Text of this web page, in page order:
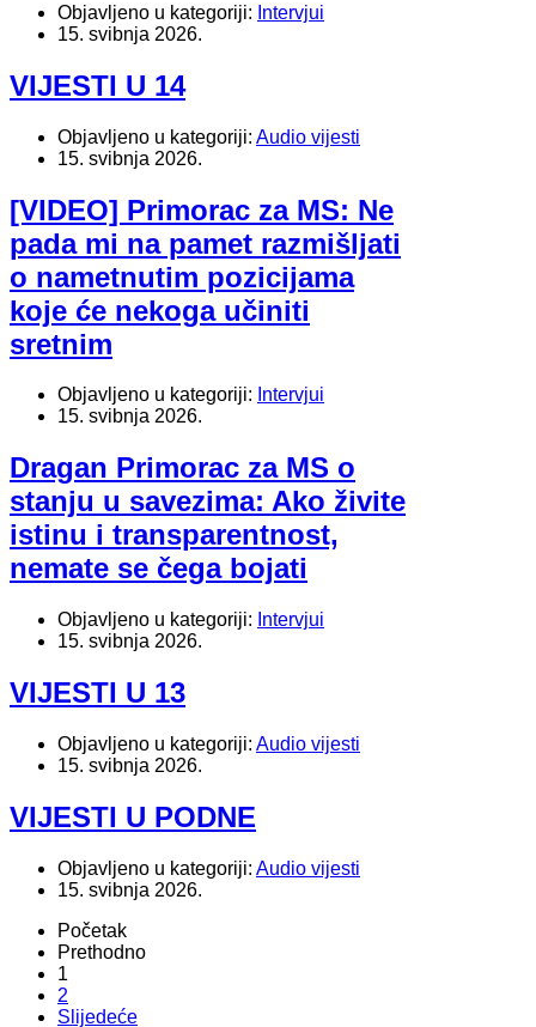
Objavljeno u kategoriji: Intervjui
15. svibnja 2026.
VIJESTI U 14
Objavljeno u kategoriji: Audio vijesti
15. svibnja 2026.
[VIDEO] Primorac za MS: Ne
pada mi na pamet razmišljati
o nametnutim pozicijama
koje će nekoga učiniti
sretnim
Objavljeno u kategoriji: Intervjui
15. svibnja 2026.
Dragan Primorac za MS o
stanju u savezima: Ako živite
istinu i transparentnost,
nemate se čega bojati
Objavljeno u kategoriji: Intervjui
15. svibnja 2026.
VIJESTI U 13
Objavljeno u kategoriji: Audio vijesti
15. svibnja 2026.
VIJESTI U PODNE
Objavljeno u kategoriji: Audio vijesti
15. svibnja 2026.
Početak
Prethodno
1
2
Slijedeće